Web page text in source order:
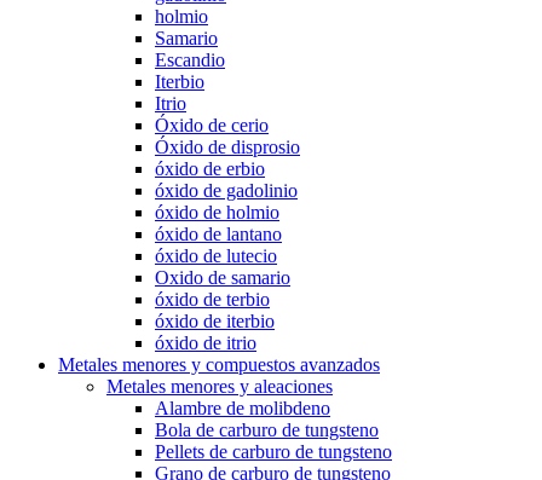
holmio
Samario
Escandio
Iterbio
Itrio
Óxido de cerio
Óxido de disprosio
óxido de erbio
óxido de gadolinio
óxido de holmio
óxido de lantano
óxido de lutecio
Oxido de samario
óxido de terbio
óxido de iterbio
óxido de itrio
Metales menores y compuestos avanzados
Metales menores y aleaciones
Alambre de molibdeno
Bola de carburo de tungsteno
Pellets de carburo de tungsteno
Grano de carburo de tungsteno